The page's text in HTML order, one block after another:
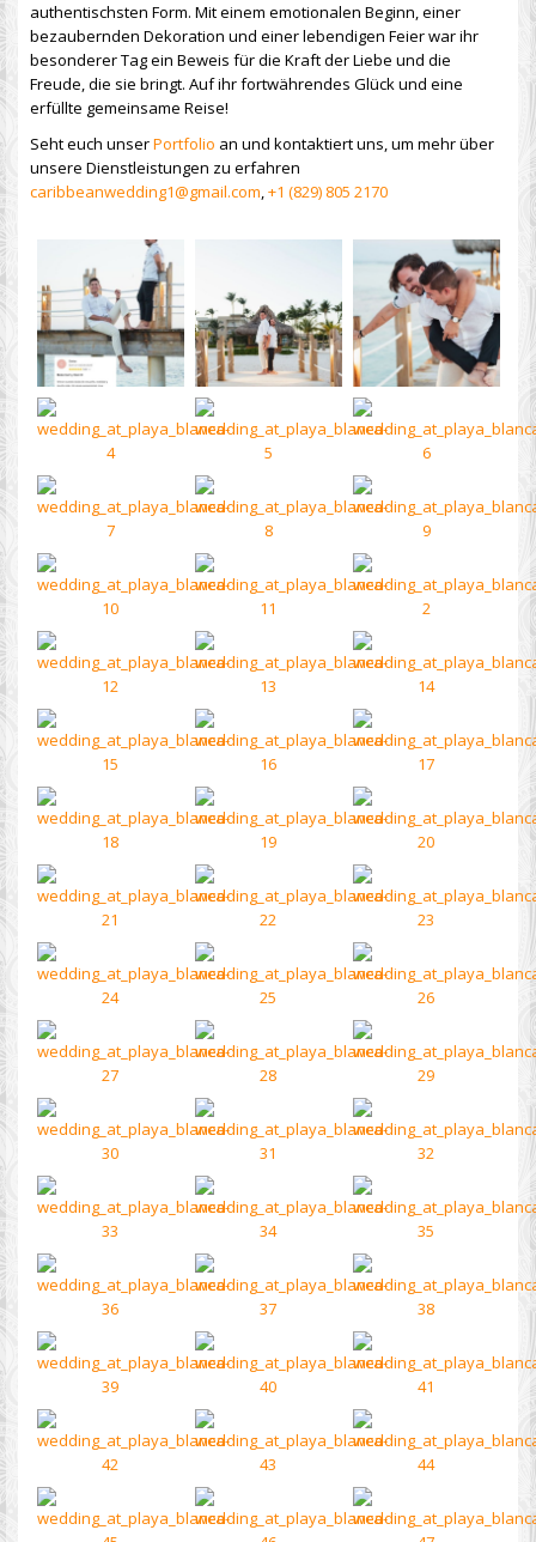
authentischsten Form. Mit einem emotionalen Beginn, einer
bezaubernden Dekoration und einer lebendigen Feier war ihr
besonderer Tag ein Beweis für die Kraft der Liebe und die
Freude, die sie bringt. Auf ihr fortwährendes Glück und eine
erfüllte gemeinsame Reise!
Seht euch unserPortfolio an und kontaktiert uns, um mehr über
unsere Dienstleistungen zu erfahren
caribbeanwedding1@gmail.com,+1 (829) 805 2170